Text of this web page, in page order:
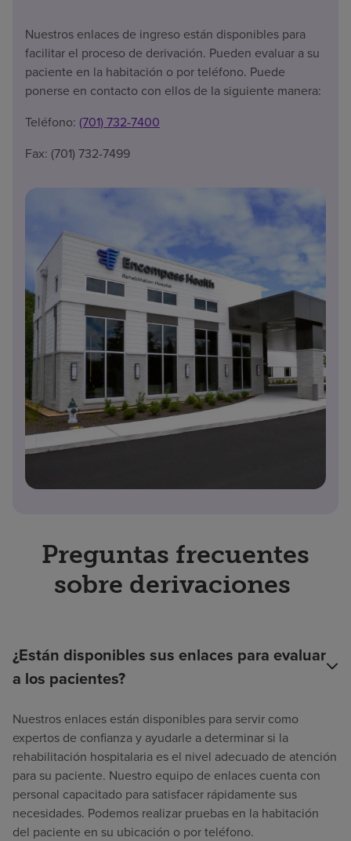
Nuestros enlaces de ingreso están disponibles para
facilitar el proceso de derivación. Pueden evaluar a su
paciente en la habitación o por teléfono. Puede
ponerse en contacto con ellos de la siguiente manera:
Teléfono: (701) 732-7400
Fax: (701) 732-7499
Preguntas frecuentes
sobre derivaciones
¿Están disponibles sus enlaces para evaluar
a los pacientes?
Nuestros enlaces están disponibles para servir como
expertos de confianza y ayudarle a determinar si la
rehabilitación hospitalaria es el nivel adecuado de atención
para su paciente. Nuestro equipo de enlaces cuenta con
personal capacitado para satisfacer rápidamente sus
necesidades. Podemos realizar pruebas en la habitación
del paciente en su ubicación o por teléfono.